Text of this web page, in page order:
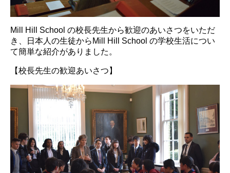
Mill Hill School の校長先生から歓迎のあいさつをいただ
き、日本人の生徒からMill Hill School の学校生活につい
て簡単な紹介がありました。
【校長先生の歓迎あいさつ】